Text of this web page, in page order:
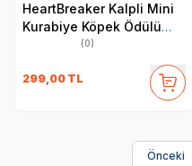
HeartBreaker Kalpli Mini
Kurabiye Köpek Ödülü
(0)
299,00 TL
Önceki